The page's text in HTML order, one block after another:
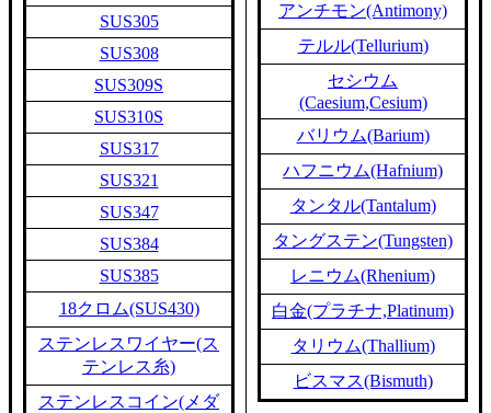
SUS305
SUS308
SUS309S
SUS310S
SUS317
SUS321
SUS347
SUS384
SUS385
18クロム(SUS430)
ステンレスワイヤー(ス
テンレス糸)
ステンレスコイン(メダ
アンチモン(Antimony)
テルル(Tellurium)
セシウム
(Caesium,Cesium)
バリウム(Barium)
ハフニウム(Hafnium)
タンタル(Tantalum)
タングステン(Tungsten)
レニウム(Rhenium)
白金(プラチナ,Platinum)
タリウム(Thallium)
ビスマス(Bismuth)